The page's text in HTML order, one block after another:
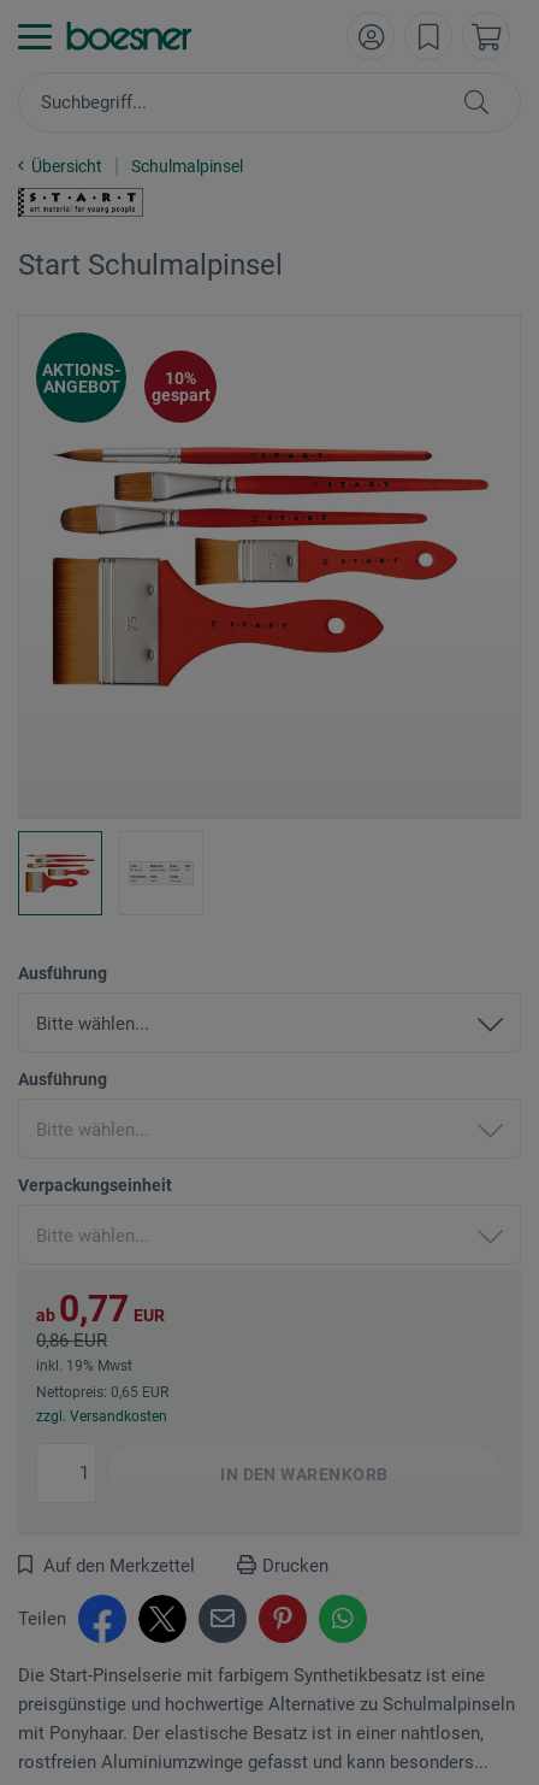
Übersicht Schulmalpinsel
Start Schulmalpinsel
AKTIONS-
ANGEBOT
10%
gespart
Ausführung
Ausführung
Verpackungseinheit
ab 0,77 EUR
0,86 EUR
inkl. 19% Mwst
Nettopreis: 0,65 EUR
zzgl. Versandkosten
IN DEN WARENKORB
Auf den Merkzettel Drucken
Teilen
Die Start-Pinselserie mit farbigem Synthetikbesatz ist eine
preisgünstige und hochwertige Alternative zu Schulmalpinseln
mit Ponyhaar. Der elastische Besatz ist in einer nahtlosen,
rostfreien Aluminiumzwinge gefasst und kann besonders...